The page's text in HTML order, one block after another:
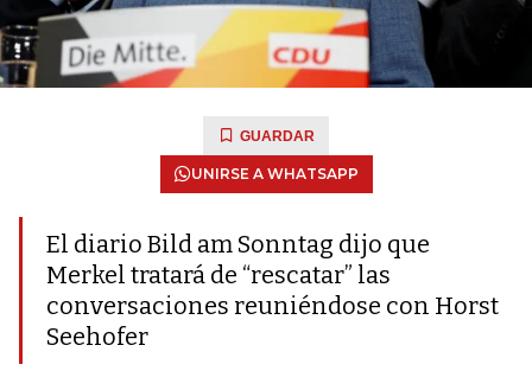
GUARDAR
UNIRSE A WHATSAPP
El diario Bild am Sonntag dijo que
Merkel tratará de “rescatar” las
conversaciones reuniéndose con Horst
Seehofer